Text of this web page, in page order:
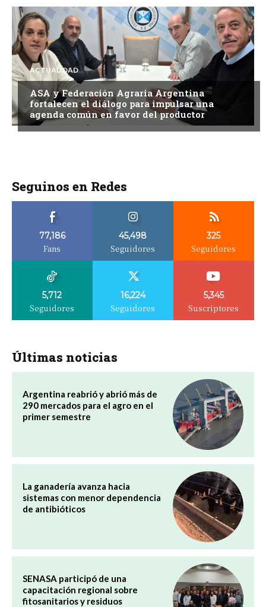
ACTUALIDAD
ASA y Federación Agraria Argentina
fortalecen el diálogo para impulsar una
agenda común en favor del productor
Seguinos en Redes
77,186
Fans
45,498
Seguidores
325
Seguidores
5,712
Seguidores
16,224
Seguidores
5,345
Suscriptores
Últimas noticias
Argentina reabrió y abrió más de
290 mercados para el agro en el
primer semestre
La ganadería avanza hacia
sistemas con menor dependencia
de antibióticos
SENASA participó de una
capacitación regional sobre
fitosanitarios y residuos